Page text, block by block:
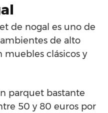
de nogal es uno de
de alto
muebles clásicos y
parquet bastante
50 y 80 euros por